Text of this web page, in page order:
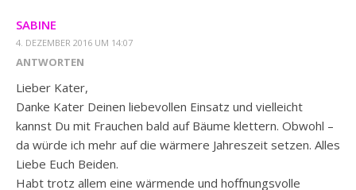
SABINE
4. DEZEMBER 2016 UM 14:07
ANTWORTEN
Lieber Kater,
Danke Kater Deinen liebevollen Einsatz und vielleicht
kannst Du mit Frauchen bald auf Bäume klettern. Obwohl –
da würde ich mehr auf die wärmere Jahreszeit setzen. Alles
Liebe Euch Beiden.
Habt trotz allem eine wärmende und hoffnungsvolle